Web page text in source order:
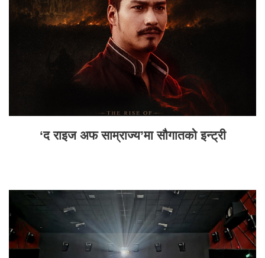
‘द राइज अफ साम्राज्य’मा सौगातको इन्ट्री